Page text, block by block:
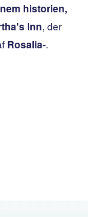
historien,
Inn, der
Rosalia-.